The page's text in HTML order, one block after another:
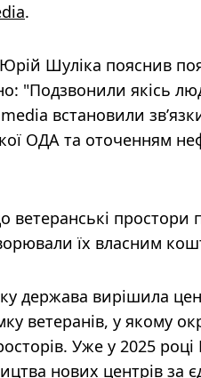
.
Шуліка пояснив
"Подзвонили якісь
встановили
ОДА та оточенням
ветеранські простори
їх власним
держава вирішила
ветеранів, у якому
Уже у 2025 році
нових центрів